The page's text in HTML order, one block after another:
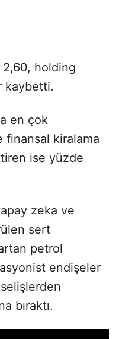
2,60, holding
kaybetti.
en çok
finansal kiralama
ise yüzde
zeka ve
sert
petrol
endişeler
bıraktı.